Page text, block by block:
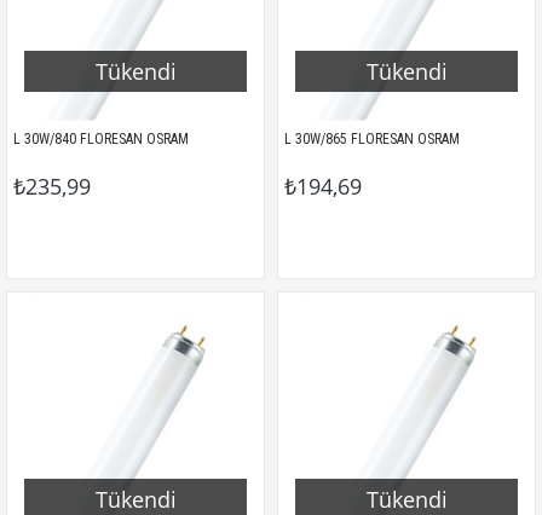
Tükendi
L 30W/840 FLORESAN OSRAM
₺235,99
Tükendi
L 30W/865 FLORESAN OSRAM
₺194,69
Tükendi Tükendi